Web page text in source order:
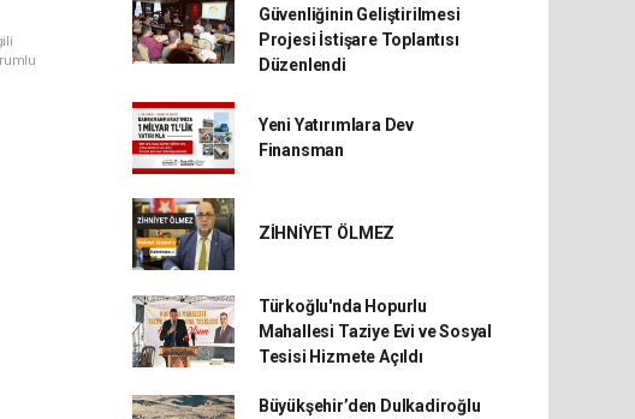
Güvenliğinin Geliştirilmesi
Projesi İstişare Toplantısı
Düzenlendi
Yeni Yatırımlara Dev
Finansman
ZİHNİYET ÖLMEZ
Türkoğlu'nda Hopurlu
Mahallesi Taziye Evi ve Sosyal
Tesisi Hizmete Açıldı
Büyükşehir’den Dulkadiroğlu